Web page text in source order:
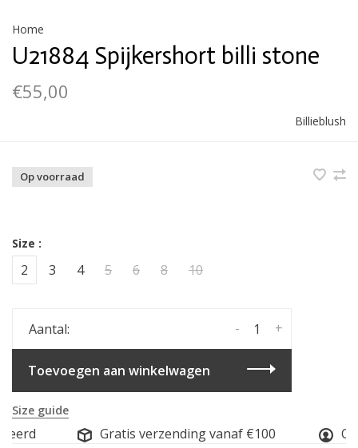
Home
U21884 Spijkershort billi stone
€55,00
Billieblush
Op voorraad
Size :
2 3 4 5 6 8 10
Aantal: +
-
Toevoegen aan winkelwagen
Size guide
Gratis verzending vanaf €100